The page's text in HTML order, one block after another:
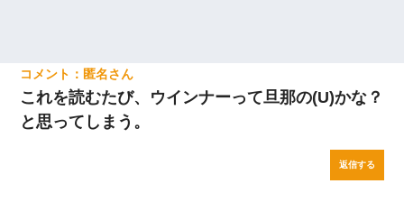
匿名
これを読むたび、ウインナーって旦那の(U)かな？
と思ってしまう。
返信する